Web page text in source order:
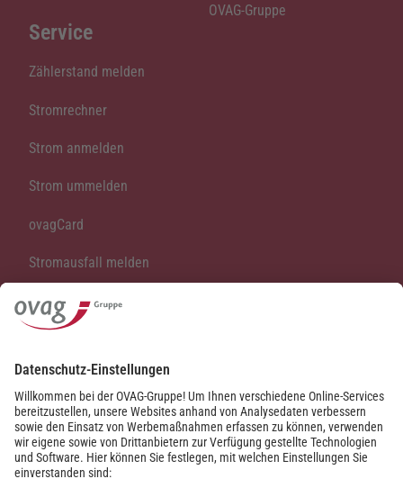
Service
Zählerstand melden
Stromrechner
Strom anmelden
Strom ummelden
ovagCard
Stromausfall melden
Vertrag kündigen
Kontakt
OVAG-Gruppe